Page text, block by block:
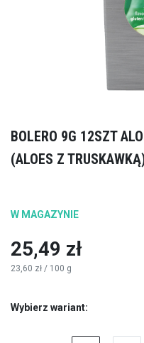
BOLERO 9G 12SZT
(ALOES Z
W MAGAZYNIE
25,49 zł
23,60 zł / 100 g
Wybierz wariant:
Przejdź
na
początek